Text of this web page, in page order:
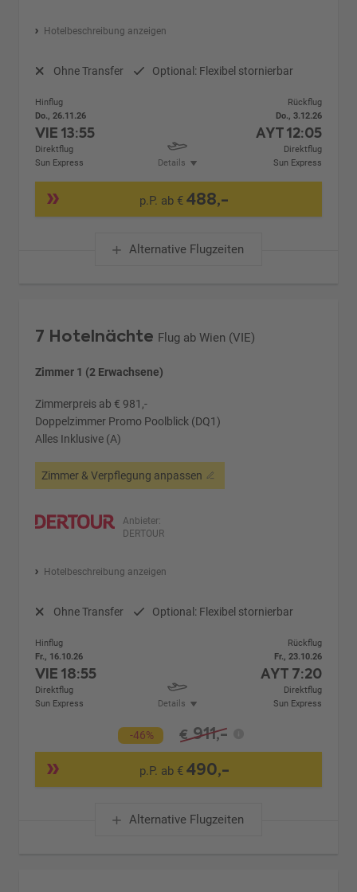
Hotelbeschreibung anzeigen
Ohne Transfer Optional: Flexibel stornierbar
Hinflug
Do., 26.11.26
VIE13:55
Direktflug
Sun Express
Details
Rückflug
Do., 3.12.26
AYT12:05
Direktflug
Sun Express
p.P. ab €488,-
Alternative Flugzeiten
7 Hotelnächte Flug ab Wien (VIE)
Zimmer 1 (2 Erwachsene)
Zimmerpreis ab € 981,-
Doppelzimmer Promo Poolblick (DQ1)
Alles Inklusive (A)
Zimmer & Verpflegung anpassen
Anbieter:
DERTOUR
Hotelbeschreibung anzeigen
Ohne Transfer Optional: Flexibel stornierbar
Hinflug
Fr., 16.10.26
VIE18:55
Direktflug
Sun Express
Details
Rückflug
Fr., 23.10.26
AYT 7:20
Direktflug
Sun Express
-46% € 911,-
p.P. ab € 490,-
Alternative Flugzeiten